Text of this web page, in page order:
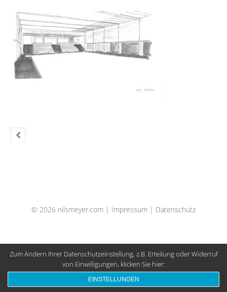
© 2026 nilsmeyer.com | Impressum | Datenschutz
Zum Ändern Ihrer Datenschutzeinstellung, z.B. Erteilung oder Widerruf
von Einwilligungen, klicken Sie hier:
EINSTELLUNGEN